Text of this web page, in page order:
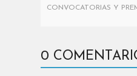
CONVOCATORIAS Y
0